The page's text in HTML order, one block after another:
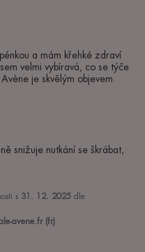
a mám křehké zdraví
velmi vybíravá, co se týče
je skvělým objevem.
s 31. 12. 2025 dle
avene.fr (fr)